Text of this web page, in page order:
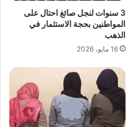
3 سنوات لنجل صائغ احتال على
المواطنين بحجة الاستثمار في
الذهب
16 مايو، 2026